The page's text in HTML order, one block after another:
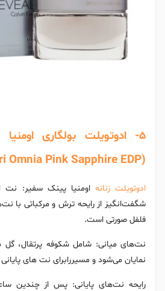
5- ادوتویلت بولگاری
(Bvlgari Omnia Pink Sapphire EDP)
ادوتویلت زنانه اومنیا پینک سفیر: نت
شگفت‌انگیز از رایحه ترش و مرکباتی با
فلفل صورتی است.
نت‌های میانی: شامل شکوفه پرتقال،
نمایان می‌شود و مسیررابرای نت های
رایحه‌ نت‌های پایانی: پس از چندین